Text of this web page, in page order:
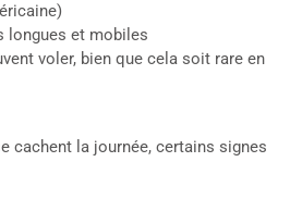
longues et mobiles
voler, bien que cela soit rare en
cachent la journée, certains signes